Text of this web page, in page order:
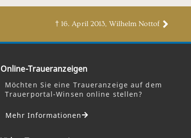
† 16. April 2013, Wilhelm Nottof
Online-Traueranzeigen
Möchten Sie eine Traueranzeige auf dem
Trauerportal-Winsen online stellen?
Mehr Informationen